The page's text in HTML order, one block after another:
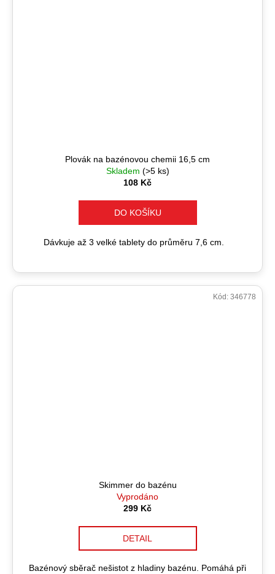
Plovák na bazénovou chemii 16,5 cm
Skladem (>5 ks)
108 Kč
DO KOŠÍKU
Dávkuje až 3 velké tablety do průměru 7,6 cm.
Skimmer do bazénu
Vyprodáno
299 Kč
DETAIL
Bazénový sběrač nešistot z hladiny bazénu. Pomáhá při
Kód: 346778